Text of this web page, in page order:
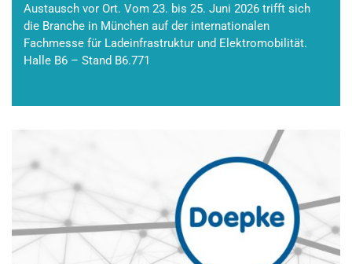
Austausch vor Ort. Vom 23. bis 25. Juni 2026 trifft sich
die Branche in München auf der internationalen
Fachmesse für Ladeinfrastruktur und Elektromobilität.
Halle B6 – Stand B6.771